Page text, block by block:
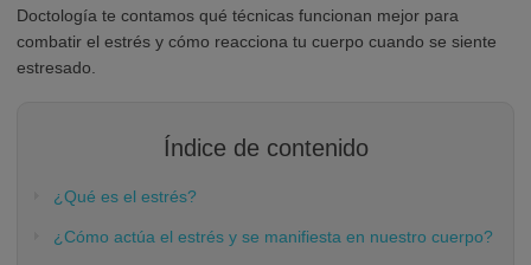
Doctología te contamos qué técnicas funcionan mejor para
combatir el estrés y cómo reacciona tu cuerpo cuando se siente
estresado.
Índice de contenido
¿Qué es el estrés?
¿Cómo actúa el estrés y se manifiesta en nuestro cuerpo?